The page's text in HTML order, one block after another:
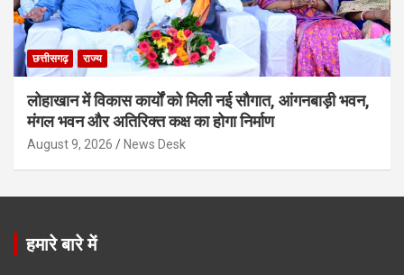
छत्तीसगढ़ राज्य
लोहाखान में विकास कार्यों को मिली नई सौगात, आंगनबाड़ी भवन,
मंगल भवन और अतिरिक्त कक्ष का होगा निर्माण
August 9, 2026 News Desk
हमारे बारे में